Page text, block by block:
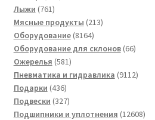
Лыжи 761761
товар
Мясные продукты 213213
Оборудование 81648164
товара
Оборудование для склонов 6666
Ожерелья 581581
товар
Пневматика и гидравлика 91129112
Подарки 436436
товаров
Подвески 327327
товаров
Подшипники и уплотнения 12608